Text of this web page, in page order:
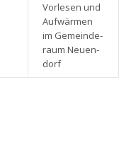
Vor­le­sen und
Auf­wär­men
im Gemein­de­
raum Neu­en­
dorf